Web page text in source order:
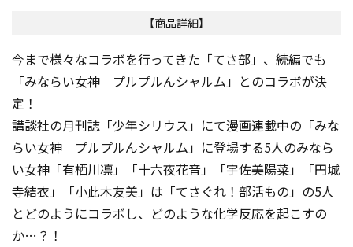
【商品詳細】
今まで様々なコラボを行ってきた「てさ部」、続編でも
「みならい女神 プルプルんシャルム」とのコラボが決
定！
講談社の月刊誌「少年シリウス」にて漫画連載中の「みな
らい女神 プルプルんシャルム」に登場する5人のみなら
い女神「有栖川凛」「十六夜花音」「宇佐美陽菜」「円城
寺結衣」「小此木友美」は「てさぐれ！部活もの」の5人
とどのようにコラボし、どのような化学反応を起こすの
か…？！